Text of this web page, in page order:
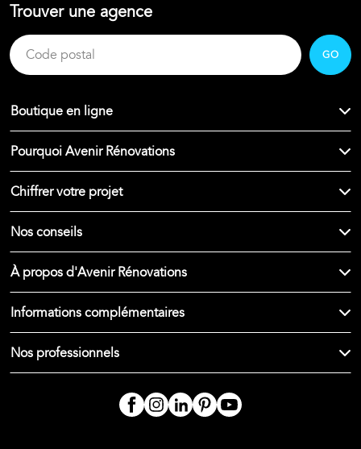
Trouver une agence
GO
Boutique en ligne
Pourquoi Avenir Rénovations
Chiffrer votre projet
Nos conseils
À propos d'Avenir Rénovations
Informations complémentaires
Nos professionnels